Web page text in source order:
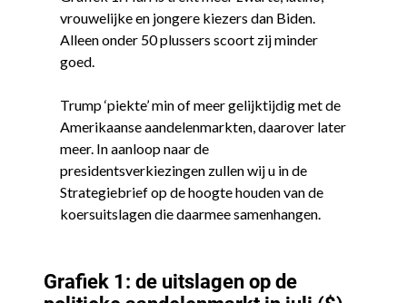
vrouwelijke en jongere kiezers dan Biden.
Alleen onder 50 plussers scoort zij minder
goed.
Trump ‘piekte’ min of meer gelijktijdig met de
Amerikaanse aandelenmarkten, daarover later
meer. In aanloop naar de
presidentsverkiezingen zullen wij u in de
Strategiebrief op de hoogte houden van de
koersuitslagen die daarmee samenhangen.